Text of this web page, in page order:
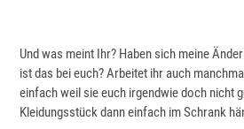
Und was meint Ihr? Haben sich meine
ist das bei euch? Arbeitet ihr auch
einfach weil sie euch irgendwie doch nicht
Kleidungsstück dann einfach im Schrank